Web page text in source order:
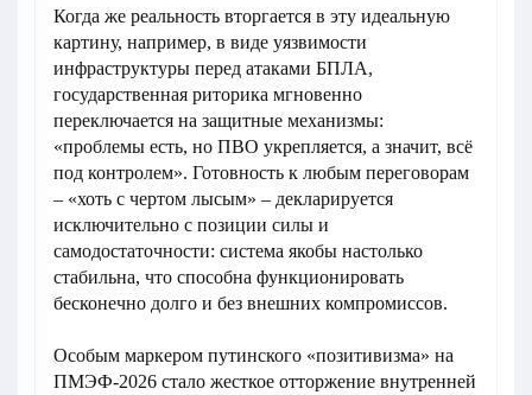
Когда же реальность вторгается в эту идеальную
картину, например, в виде уязвимости
инфраструктуры перед атаками БПЛА,
государственная риторика мгновенно
переключается на защитные механизмы:
«проблемы есть, но ПВО укрепляется, а значит, всё
под контролем». Готовность к любым переговорам
– «хоть с чертом лысым» – декларируется
исключительно с позиции силы и
самодостаточности: система якобы настолько
стабильна, что способна функционировать
бесконечно долго и без внешних компромиссов.
Особым маркером путинского «позитивизма» на
ПМЭФ-2026 стало жесткое отторжение внутренней